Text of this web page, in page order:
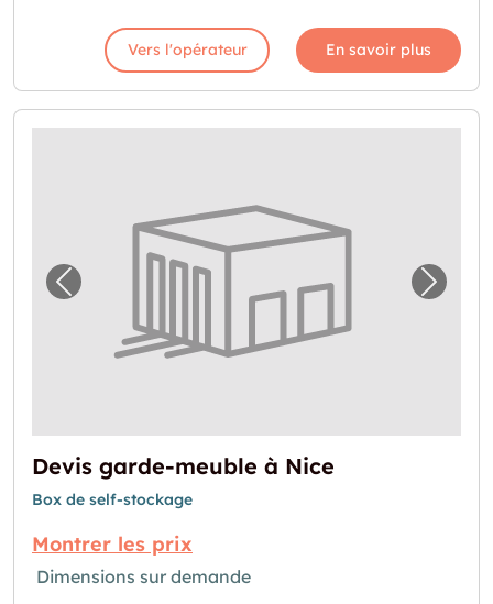
Vers l'opérateur En savoir plus
Image précédente pour "Devis garde-
Devis garde-meuble à Nice
Box de self-stockage
Montrer les prix
Dimensions sur demande